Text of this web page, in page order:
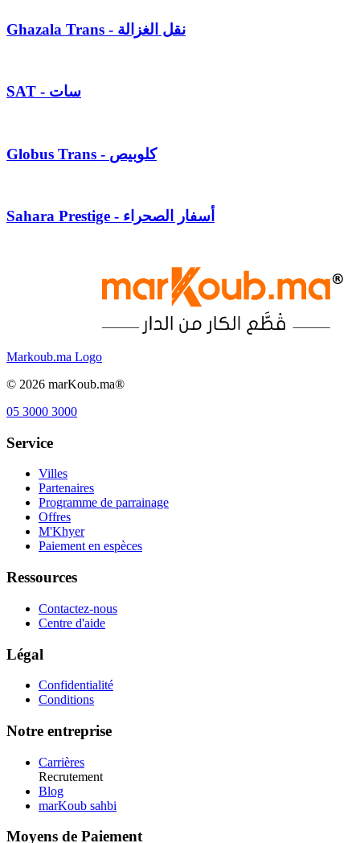
Ghazala Trans - نقل الغزالة
SAT - سات
Globus Trans - كلوبيص
Sahara Prestige - أسفار الصحراء
Markoub.ma Logo
© 2026 marKoub.ma®
05 3000 3000
Service
Villes
Partenaires
Programme de parrainage
Offres
M'Khyer
Paiement en espèces
Ressources
Contactez-nous
Centre d'aide
Légal
Confidentialité
Conditions
Notre entreprise
Carrières
Recrutement
Blog
marKoub sahbi
Moyens de Paiement